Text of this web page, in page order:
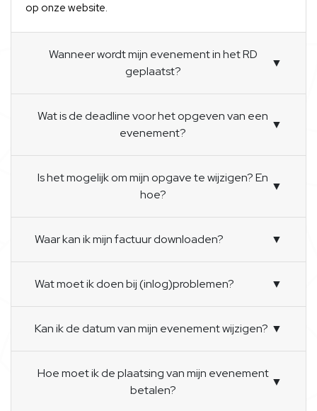
op onze website.
Wanneer wordt mijn evenement in het RD
geplaatst?
▼
Wat is de deadline voor het opgeven van een
evenement?
▼
Is het mogelijk om mijn opgave te wijzigen? En
hoe?
▼
Waar kan ik mijn factuur downloaden? ▼
Wat moet ik doen bij (inlog)problemen? ▼
Kan ik de datum van mijn evenement wijzigen? ▼
Hoe moet ik de plaatsing van mijn evenement
betalen?
▼